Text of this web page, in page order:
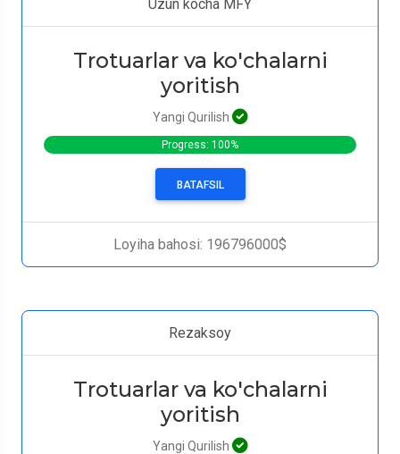
Uzun kocha MFY
Trotuarlar va ko'chalarni
yoritish
Yangi Qurilish
Progress: 100%
BATAFSIL
Loyiha bahosi: 196796000$
Rezaksoy
Trotuarlar va ko'chalarni
yoritish
Yangi Qurilish